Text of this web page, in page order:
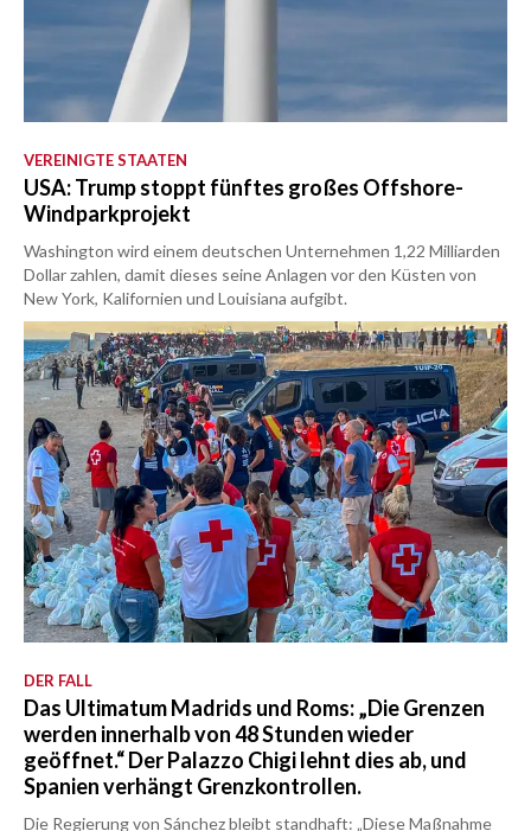
VEREINIGTE STAATEN
USA: Trump stoppt fünftes großes Offshore-
Windparkprojekt
Washington wird einem deutschen Unternehmen 1,22 Milliarden
Dollar zahlen, damit dieses seine Anlagen vor den Küsten von
New York, Kalifornien und Louisiana aufgibt.
DER FALL
Das Ultimatum Madrids und Roms: „Die Grenzen
werden innerhalb von 48 Stunden wieder
geöffnet.“ Der Palazzo Chigi lehnt dies ab, und
Spanien verhängt Grenzkontrollen.
Die Regierung von Sánchez bleibt standhaft: „Diese Maßnahme